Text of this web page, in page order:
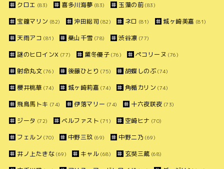
クロエ (83) 喜多川海夢 (83) 玉藻の前 (83)
宝鐘マリン (82) 沖田総司 (82) ネロ (81) 城ヶ崎美嘉 (81)
天雨アコ (81) 桑山千雪 (78) 渋谷凛 (77)
謎のヒロインX (77) 黛冬優子 (76) ペコリーヌ (76)
射命丸文 (76) 後藤ひとり (75) 胡蝶しのぶ(74)
櫻井桃華 (74) 城ヶ崎莉嘉 (74) 角楯カリン (74)
飛鳥馬トキ (74) 伊落マリー (74) 十六夜咲夜 (73)
ジータ (72) ベルファスト (71) 空崎ヒナ (70)
フェルン (70) 中野三玖 (69) 中野二乃 (69)
井ノ上たきな (69) キャル (68) 玄奘三蔵 (68)